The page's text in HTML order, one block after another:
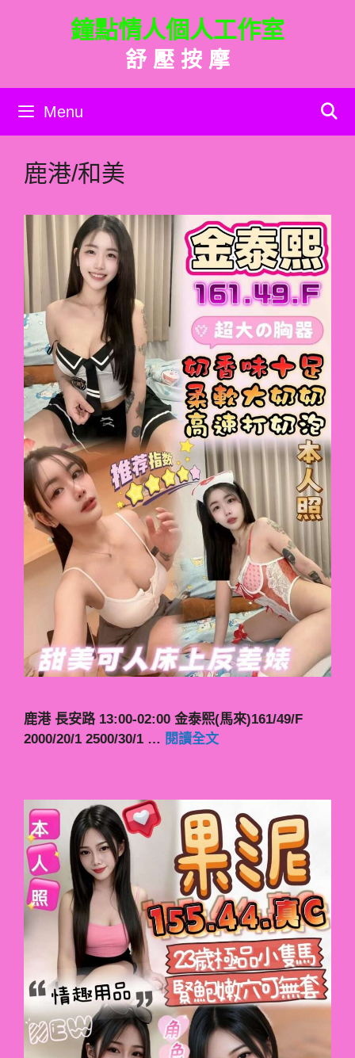
內
鐘點情人個人工作室
舒 壓 按 摩
Menu
鹿港/和美
鹿港 長安路 13:00-02:00 金泰熙(馬來)161/49/F
2000/20/1 2500/30/1 … 閱讀全文